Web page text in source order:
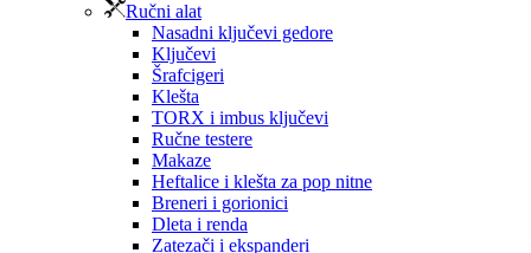
Ručni alat
Nasadni ključevi gedore
Ključevi
Šrafcigeri
Klešta
TORX i imbus ključevi
Ručne testere
Makaze
Heftalice i klešta za pop nitne
Breneri i gorionici
Dleta i renda
Zatezači i ekspanderi